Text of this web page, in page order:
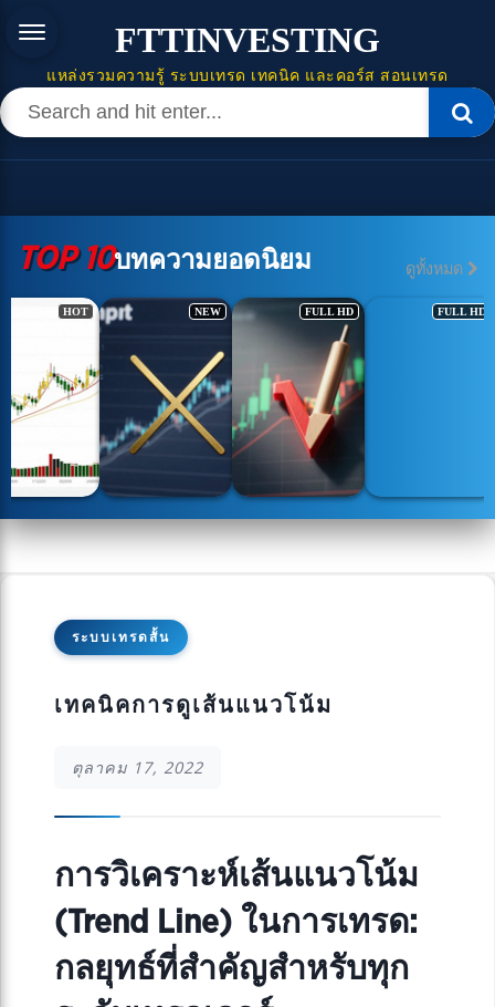
FTTINVESTING
แหล่งรวมความรู้ ระบบเทรด เทคนิค และคอร์ส สอนเทรด
TOP 10บทความยอดนิยม ดูทั้งหมด
HOT NEW FULL HD FULL HD
ระบบเทรดสั้น
เทคนิคการดูเส้นแนวโน้ม
ตุลาคม 17, 2022
การวิเคราะห์เส้นแนวโน้ม
(Trend Line) ในการเทรด:
กลยุทธ์ที่สำคัญสำหรับทุก